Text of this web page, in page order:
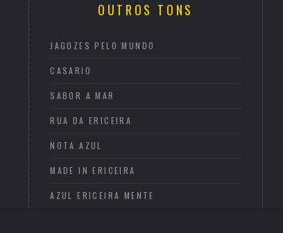
OUTROS TONS
JAGOZES PELO MUNDO
CASARIO
SABOR A MAR
RUA DA ERICEIRA
NOTA AZUL
MADE IN ERICEIRA
AZUL ERICEIRA MENTE